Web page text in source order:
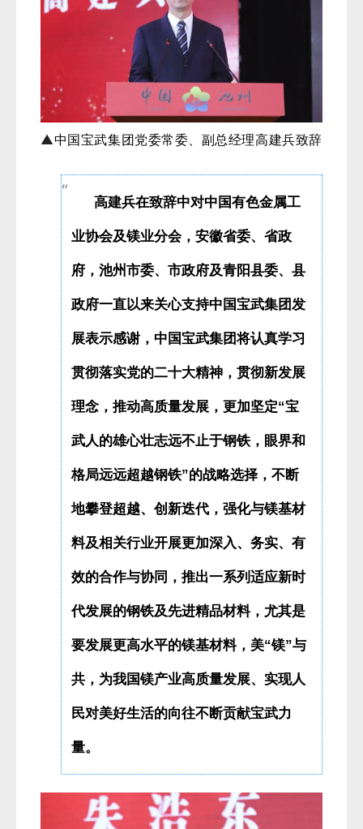
▲中国宝武集团党委常委、副总经理高建兵致辞
高建兵在致辞中对中国有色金属工
业协会及镁业分会，安徽省委、省政
府，池州市委、市政府及青阳县委、县
政府一直以来关心支持中国宝武集团发
展表示感谢，中国宝武集团将认真学习
贯彻落实党的二十大精神，贯彻新发展
理念，推动高质量发展，更加坚定“宝
武人的雄心壮志远不止于钢铁，眼界和
格局远远超越钢铁”的战略选择，不断
地攀登超越、创新迭代，强化与镁基材
料及相关行业开展更加深入、务实、有
效的合作与协同，推出一系列适应新时
代发展的钢铁及先进精品材料，尤其是
要发展更高水平的镁基材料，美“镁”与
共，为我国镁产业高质量发展、实现人
民对美好生活的向往不断贡献宝武力
量。